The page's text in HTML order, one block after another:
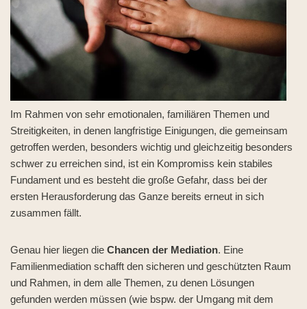
Im Rahmen von sehr emotionalen, familiären Themen und
Streitigkeiten, in denen langfristige Einigungen, die gemeinsam
getroffen werden, besonders wichtig und gleichzeitig besonders
schwer zu erreichen sind, ist ein Kompromiss kein stabiles
Fundament und es besteht die große Gefahr, dass bei der
ersten Herausforderung das Ganze bereits erneut in sich
zusammen fällt.
Genau hier liegen die Chancen der Mediation. Eine
Familienmediation schafft den sicheren und geschützten Raum
und Rahmen, in dem alle Themen, zu denen Lösungen
gefunden werden müssen (wie bspw. der Umgang mit dem